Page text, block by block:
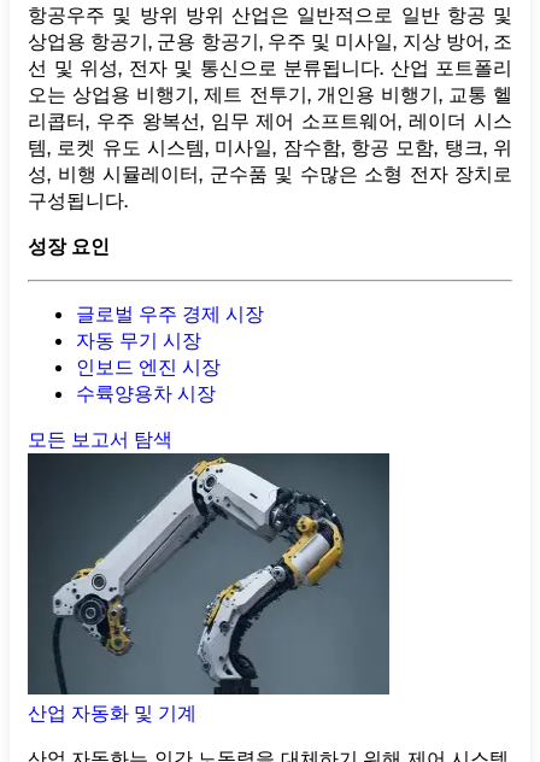
항공우주 및 방위 방위 산업은 일반적으로 일반 항공 및
상업용 항공기, 군용 항공기, 우주 및 미사일, 지상 방어, 조
선 및 위성, 전자 및 통신으로 분류됩니다. 산업 포트폴리
오는 상업용 비행기, 제트 전투기, 개인용 비행기, 교통 헬
리콥터, 우주 왕복선, 임무 제어 소프트웨어, 레이더 시스
템, 로켓 유도 시스템, 미사일, 잠수함, 항공 모함, 탱크, 위
성, 비행 시뮬레이터, 군수품 및 수많은 소형 전자 장치로
구성됩니다.
성장 요인
글로벌 우주 경제 시장
자동 무기 시장
인보드 엔진 시장
수륙양용차 시장
모든 보고서 탐색
산업 자동화 및 기계